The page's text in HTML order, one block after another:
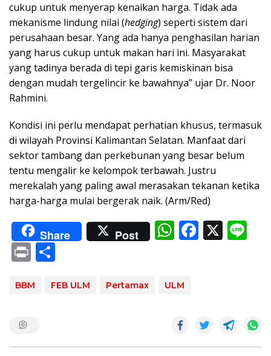
cukup untuk menyerap kenaikan harga. Tidak ada
mekanisme lindung nilai (hedging) seperti sistem dari
perusahaan besar. Yang ada hanya penghasilan harian
yang harus cukup untuk makan hari ini. Masyarakat
yang tadinya berada di tepi garis kemiskinan bisa
dengan mudah tergelincir ke bawahnya” ujar Dr. Noor
Rahmini.
Kondisi ini perlu mendapat perhatian khusus, termasuk
di wilayah Provinsi Kalimantan Selatan. Manfaat dari
sektor tambang dan perkebunan yang besar belum
tentu mengalir ke kelompok terbawah. Justru
merekalah yang paling awal merasakan tekanan ketika
harga-harga mulai bergerak naik. (Arm/Red)
Share Post W
s
p
p
F
o
k
X
Pr
t ar
BBM FEB ULM Pertamax ULM